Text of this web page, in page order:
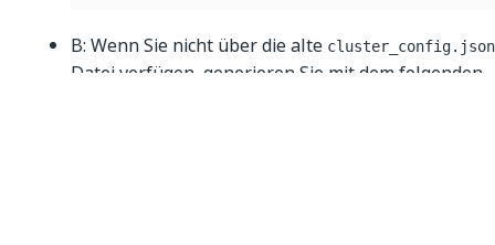
B: Wenn Sie nicht über die alte cluster_config.json
Datei verfügen, generieren Sie mit dem folgenden